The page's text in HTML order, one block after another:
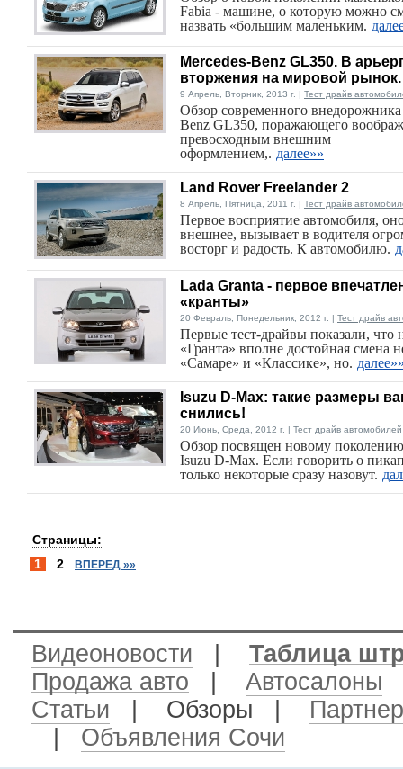
Fabia - машине, о которую можно
назвать «большим маленьким.
Mercedes-Benz GL350. В
вторжения на мировой рынок.
9 Апрель, Вторник, 2013 г. | Тест драйв
Обзор современного внедорожника
Benz GL350, поражающего
превосходным внешним
оформлением,. далее»»
Land Rover Freelander 2
8 Апрель, Пятница, 2011 г. | Тест драйв
Первое восприятие автомобиля,
внешнее, вызывает в водителя
восторг и радость. К автомобилю.
Lada Granta - первое
«кранты»
20 Февраль, Понедельник, 2012 г. | Тест драйв
Первые тест-драйвы показали, что
«Гранта» вполне достойная смена
«Самаре» и «Классике», но.
Isuzu D-Max: такие размеры
снились!
20 Июнь, Среда, 2012 г. | Тест драйв автомобилей
Обзор посвящен новому
Isuzu D-Max. Если говорить о
только некоторые сразу назовут.
Страницы:
1
2 ВПЕРЁД »»
Видеоновости
Таблица
Продажа авто
Автосалоны
Статьи | Обзоры |
Объявления Сочи